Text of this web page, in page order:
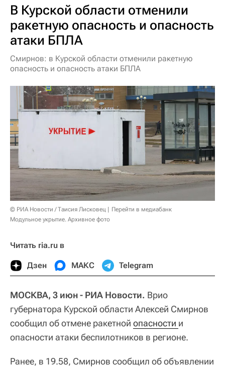
В Курской области отменили
ракетную опасность и опасность
атаки БПЛА
Смирнов: в Курской области отменили ракетную
опасность и опасность атаки БПЛА
© РИА Новости / Таисия Лисковец
Перейти в медиабанк
Модульное укрытие. Архивное фото
Читать ria.ru в
Дзен МАКС Telegram
МОСКВА, 3 июн - РИА Новости. Врио
губернатора Курской области Алексей Смирнов
сообщил об отмене ракетной опасности и
опасности атаки беспилотников в регионе.
Ранее, в 19.58, Смирнов сообщил об объявлении